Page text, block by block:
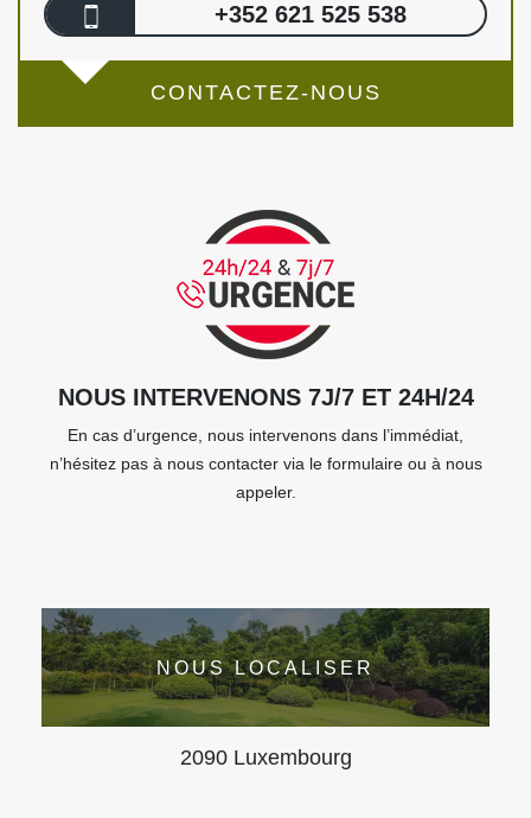
+352 621 525 538
CONTACTEZ-NOUS
NOUS INTERVENONS 7J/7 ET 24H/24
En cas d’urgence, nous intervenons dans l’immédiat,
n’hésitez pas à nous contacter via le formulaire ou à nous
appeler.
NOUS LOCALISER
2090 Luxembourg